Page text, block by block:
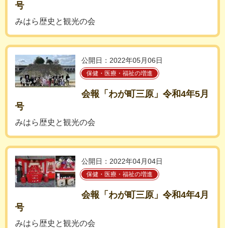
号
みはら歴史と観光の会
公開日：2022年05月06日
保健・医療・福祉の増進
会報「わが町三原」令和4年5月
号
みはら歴史と観光の会
公開日：2022年04月04日
保健・医療・福祉の増進
会報「わが町三原」令和4年4月
号
みはら歴史と観光の会